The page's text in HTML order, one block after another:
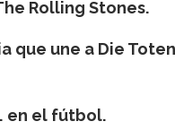
Rolling Stones.
que une a Die
en el fútbol.